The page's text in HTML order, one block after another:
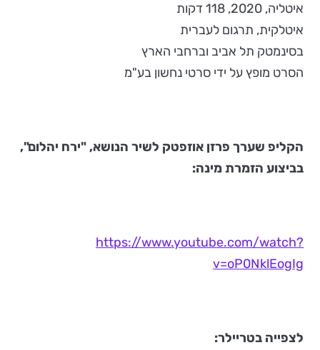
איטליה, 2020, 118 דקות
איטלקית, תרגום לעברית
בסינמטק תל אביב וברחבי הארץ
הסרט מופץ על ידי סרטי נחשון בע"מ
הקליפ שערך פרזן אוזפטק לשיר הנושא, "ירח יהלום",
בביצוע הזמרת מינה:
https://www.youtube.com/watch?
v=oP0NklEogIg
לצפייה בטריילר: